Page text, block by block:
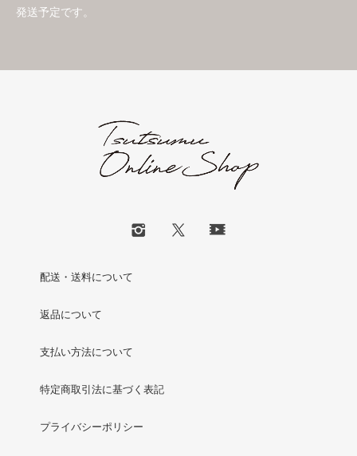
発送予定です。
配送・送料について
返品について
支払い方法について
特定商取引法に基づく表記
プライバシーポリシー